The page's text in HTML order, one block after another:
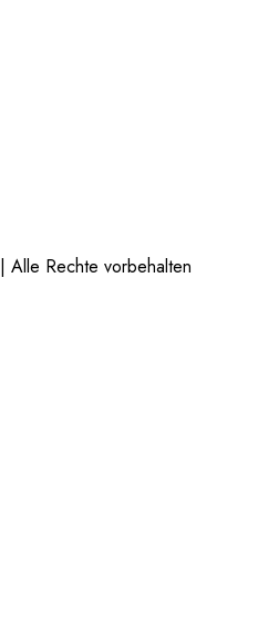
| Alle Rechte vorbehalten